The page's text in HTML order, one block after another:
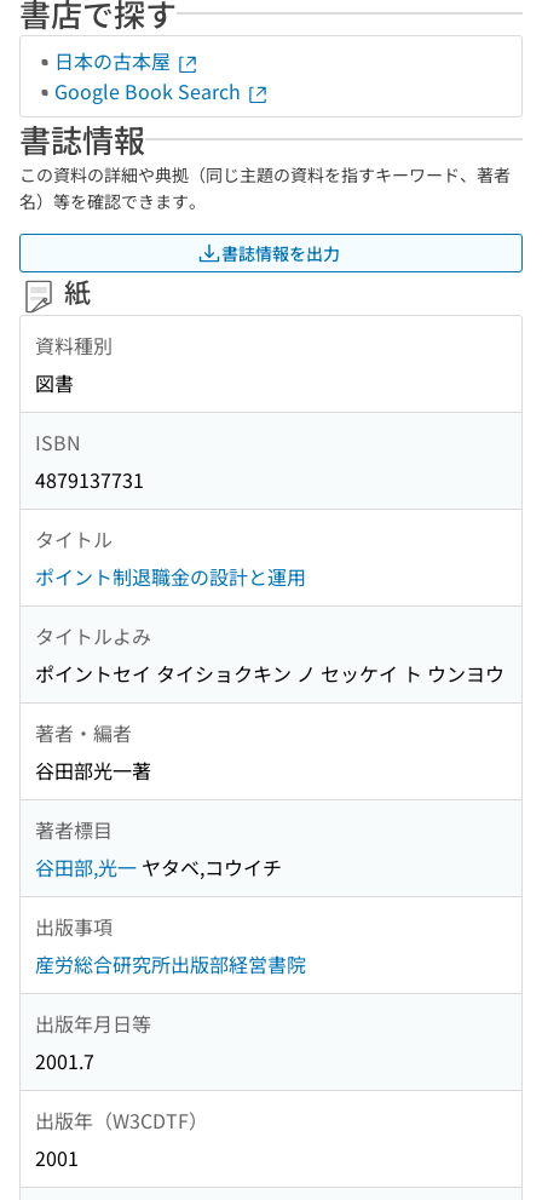
書店で探す
日本の古本屋
Google Book Search
書誌情報
この資料の詳細や典拠（同じ主題の資料を指すキーワード、著者
名）等を確認できます。
書誌情報を出力
紙
資料種別
図書
ISBN
4879137731
タイトル
ポイント制退職金の設計と運用
タイトルよみ
ポイントセイ タイショクキン ノ セッケイ ト ウンヨウ
著者・編者
谷田部光一著
著者標目
谷田部,光一 ヤタベ,コウイチ
出版事項
産労総合研究所出版部経営書院
出版年月日等
2001.7
出版年（W3CDTF）
2001